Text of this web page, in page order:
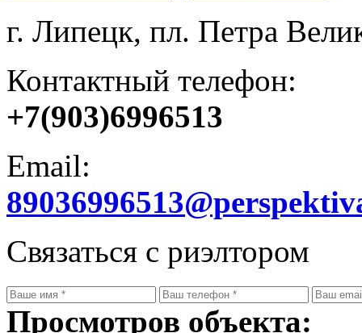
г. Липецк, пл. Петра
Контактный телефон:
+7(903)6996513
Email:
Связаться с риэлтором
Просмотров объекта: